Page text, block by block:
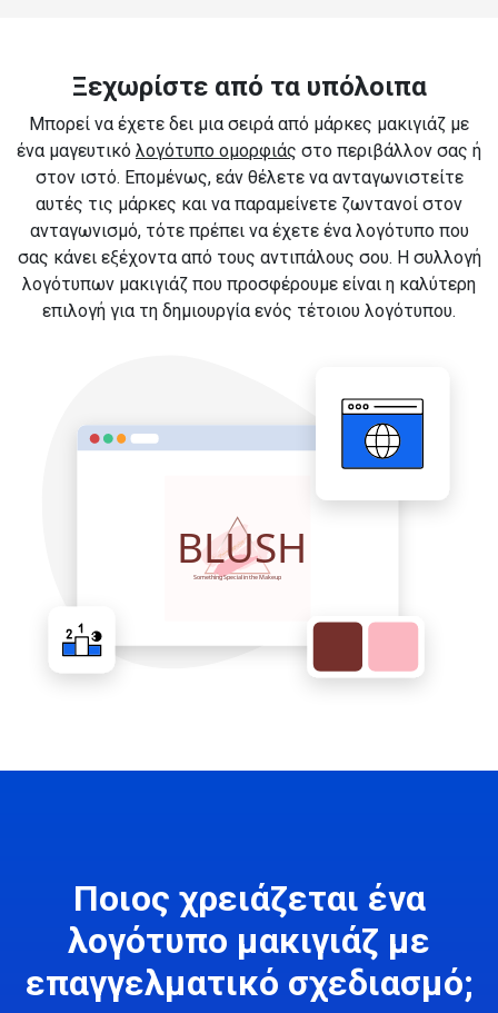
Ξεχωρίστε από τα υπόλοιπα
Μπορεί να έχετε δει μια σειρά από μάρκες μακιγιάζ με
ένα μαγευτικό λογότυπο ομορφιάς στο περιβάλλον σας ή
στον ιστό. Επομένως, εάν θέλετε να ανταγωνιστείτε
αυτές τις μάρκες και να παραμείνετε ζωντανοί στον
ανταγωνισμό, τότε πρέπει να έχετε ένα λογότυπο που
σας κάνει εξέχοντα από τους αντιπάλους σου. Η συλλογή
λογότυπων μακιγιάζ που προσφέρουμε είναι η καλύτερη
επιλογή για τη δημιουργία ενός τέτοιου λογότυπου.
Ποιος χρειάζεται ένα
λογότυπο μακιγιάζ με
επαγγελματικό σχεδιασμό;